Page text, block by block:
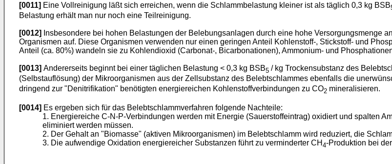
[0011] Eine Vollreinigung läßt sich erreichen, wenn die Schlammbelastung kleiner ist als täglich 0,3 kg BSB
Belastung erhält man nur noch eine Teilreinigung.
[0012]
Insbesondere bei hohen Belastungen der Belebungsanlagen durch eine hohe Versorgungsmenge
Organismen auf. Diese Organismen verwenden nur einen geringen Anteil Kohlenstoff-, Stickstoff- und
Anteil (ca. 80%) wandeln sie zu Kohlendioxid (Carbonat-, Bicarbonationen), Ammonium- und
[0013] Andererseits beginnt bei einer täglichen Belastung < 0,3 kg BSB5 / kg Trockensubstanz des
(Selbstauflösung) der Mikroorganismen aus der Zellsubstanz des Belebtschlammes ebenfalls die
dringend zur "Denitrifikation" benötigten energiereichen Kohlenstoffverbindungen zu CO2 mineralisieren.
[0014] Es ergeben sich für das Belebtschlammverfahren folgende Nachteile:
1. Energiereiche C-N-P-Verbindungen werden mit Energie (Sauerstoffeintrag) oxidiert und spalten
eliminiert werden müssen.
2. Der Gehalt an "Biomasse" (aktiven Mikroorganismen) im Belebtschlamm wird reduziert, die
3. Die aufwendige Oxidation energiereicher Substanzen führt zu verminderter CH 4-Produktion bei